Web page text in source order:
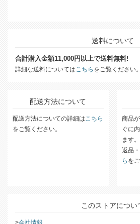
送料について
合計購入金額11,000円以上で送料無料!
詳細な送料についてはこちら をご覧ください。
配送方法について
配送方法についての詳細はこちら
をご覧ください。
商品
ぐに
ます。
返品
ら を
このストアについ
会社情報